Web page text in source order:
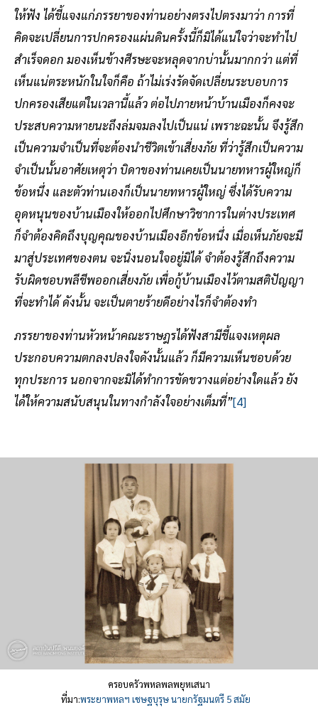
ให้ฟัง ได้ชี้แจงแก่ภรรยาของท่านอย่างตรงไปตรงมาว่า การที่
คิดจะเปลี่ยนการปกครองแผ่นดินครั้งนี้ก็มิได้แน่ใจว่าจะทำไป
สำเร็จดอก มองเห็นข้างศีรษะจะหลุดจากบ่านั้นมากกว่า แต่ที่
เห็นแน่ตระหนักในใจก็คือ ถ้าไม่เร่งรัดจัดเปลี่ยนระบอบการ
ปกครองเสียแต่ในเวลานี้แล้ว ต่อไปภายหน้าบ้านเมืองก็คงจะ
ประสบความหายนะถึงล่มจมลงไปเป็นแน่ เพราะฉะนั้น จึงรู้สึก
เป็นความจำเป็นที่จะต้องนำชีวิตเข้าเสี่ยงภัย ที่ว่ารู้สึกเป็นความ
จำเป็นนั้นอาศัยเหตุว่า บิดาของท่านเคยเป็นนายทหารผู้ใหญ่ก็
ข้อหนึ่ง และตัวท่านเองก็เป็นนายทหารผู้ใหญ่ ซึ่งได้รับความ
อุดหนุนของบ้านเมืองให้ออกไปศึกษาวิชาการในต่างประเทศ
ก็จำต้องคิดถึงบุญคุณของบ้านเมืองอีกข้อหนึ่ง เมื่อเห็นภัยจะมี
มาสู่ประเทศของตน จะนิ่งนอนใจอยู่มิได้ จำต้องรู้สึกถึงความ
รับผิดชอบพลีชีพออกเสี่ยงภัย เพื่อกู้บ้านเมืองไว้ตามสติปัญญา
ที่จะทำได้ ดังนั้น จะเป็นตายร้ายดีอย่างไรก็จำต้องทำ
ภรรยาของท่านหัวหน้าคณะราษฎรได้ฟังสามีชี้แจงเหตุผล
ประกอบความตกลงปลงใจดังนั้นแล้ว ก็มีความเห็นชอบด้วย
ทุกประการ นอกจากจะมิได้ทำการขัดขวางแต่อย่างใดแล้ว ยัง
ได้ให้ความสนับสนุนในทางกำลังใจอย่างเต็มที่”[4]
ครอบครัวพหลพลพยุหเสนา
ที่มา:พระยาพหลฯ เชษฐบุรุษ นายกรัฐมนตรี 5 สมัย